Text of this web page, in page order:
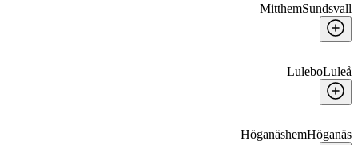
MitthemSundsvall
LuleboLuleå
HöganäshemHöganäs